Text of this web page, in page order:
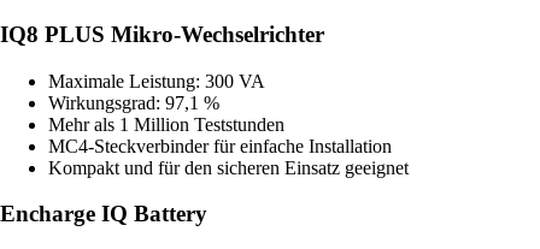
IQ8 PLUS Mikro-Wechselrichter
Maximale Leistung: 300 VA
Wirkungsgrad: 97,1 %
Mehr als 1 Million Teststunden
MC4-Steckverbinder für einfache Installation
Kompakt und für den sicheren Einsatz geeignet
Encharge IQ Battery